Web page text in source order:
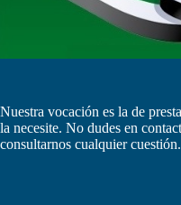
Nuestra vocación es la de
la necesite. No dudes en
consultarnos cualquier cuestión.